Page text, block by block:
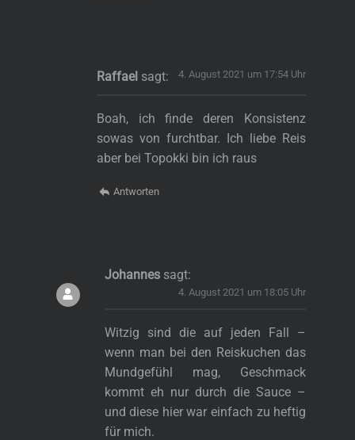
Raffael sagt: 4. August 2021 um 17:54 Uhr
Boah, ich finde deren Konsistenz
sowas von furchtbar. Ich liebe Reis
aber bei Topokki bin ich raus
Antworten
Johannes sagt:
4. August 2021 um 18:05 Uhr
Witzig sind die auf jeden Fall –
wenn man bei den Reiskuchen das
Mundgefühl mag, Geschmack
kommt eh nur durch die Sauce –
und diese hier war einfach zu heftig
für mich.